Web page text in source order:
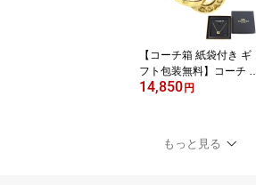
ブランド サイフ】【楽ギ
フ_包装】【コンビニ受
【コーチ箱 紙袋付き ギ
フト包装無料】コーチ C
OACH ネックレス ダブ
作 新品 限定モデル】【C
OACH コーチ】【楽ギフ
14,850 円
もっと見る